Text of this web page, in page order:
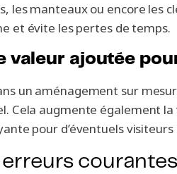
les manteaux ou encore les
et évite les pertes de temps.
valeur ajoutée
un aménagement sur
Cela augmente également
pour d’éventuels visiteurs
erreurs